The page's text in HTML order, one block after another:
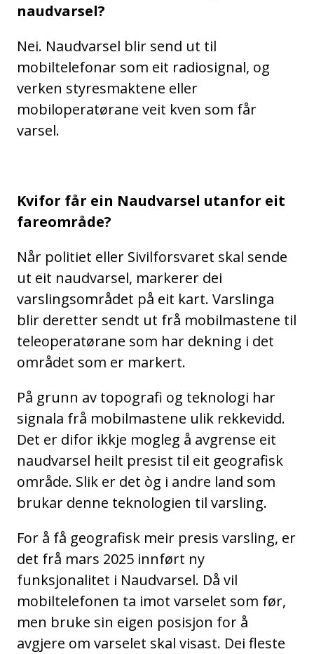
naudvarsel?
Nei. Naudvarsel blir send ut til
mobiltelefonar som eit radiosignal, og
verken styresmaktene eller
mobiloperatørane veit kven som får
varsel.
Kvifor får ein Naudvarsel utanfor eit
fareområde?
Når politiet eller Sivilforsvaret skal sende
ut eit naudvarsel, markerer dei
varslingsområdet på eit kart. Varslinga
blir deretter sendt ut frå mobilmastene til
teleoperatørane som har dekning i det
området som er markert.
På grunn av topografi og teknologi har
signala frå mobilmastene ulik rekkevidd.
Det er difor ikkje mogleg å avgrense eit
naudvarsel heilt presist til eit geografisk
område. Slik er det òg i andre land som
brukar denne teknologien til varsling.
For å få geografisk meir presis varsling, er
det frå mars 2025 innført ny
funksjonalitet i Naudvarsel. Då vil
mobiltelefonen ta imot varselet som før,
men bruke sin eigen posisjon for å
avgjere om varselet skal visast. Dei fleste